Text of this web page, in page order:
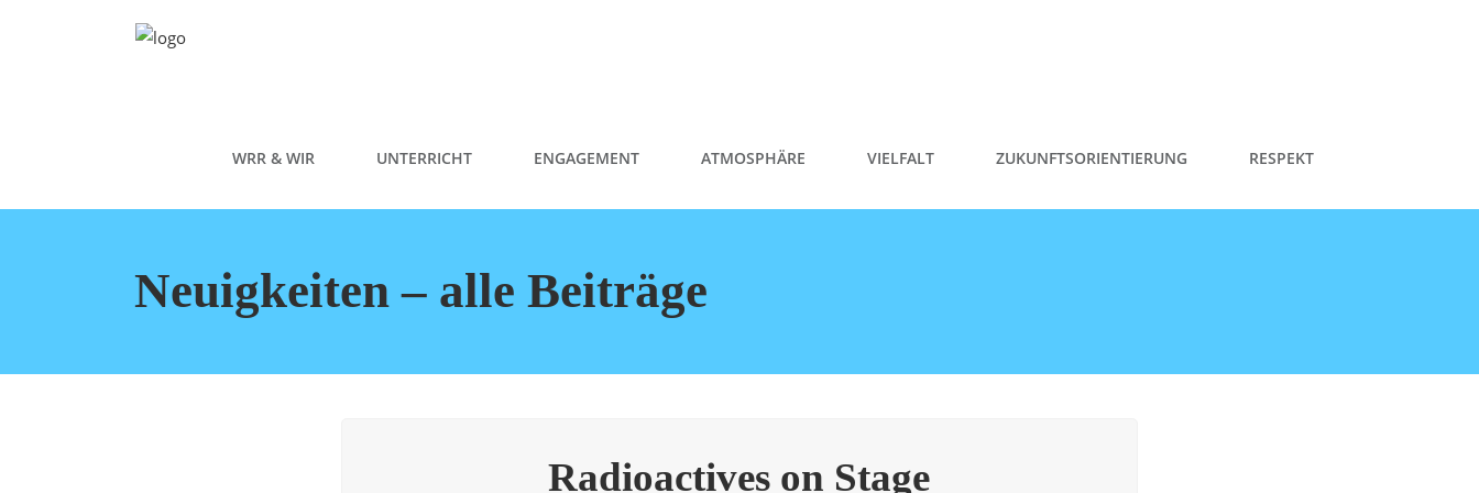
WRR & WIR UNTERRICHT ENGAGEMENT ATMOSPHÄRE VIELFALT ZUKUNFTSORIENTIERUNG RESPEKT
Neuigkeiten – alle Beiträge
Radioactives on Stage